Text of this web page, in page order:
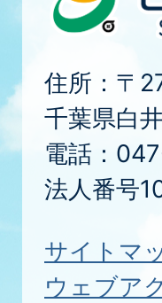
住所：〒
千葉県白
電話：
法人番号
サイトマ
ウェブア